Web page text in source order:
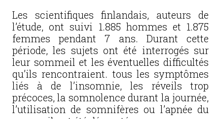
Les scientifiques finlandais, auteurs de
l’étude, ont suivi 1.885 hommes et 1.875
femmes pendant 7 ans. Durant cette
période, les sujets ont été interrogés sur
leur sommeil et les éventuelles difficultés
qu’ils rencontraient. tous les symptômes
liés à de l’insomnie, les réveils trop
précoces, la somnolence durant la journée,
l’utilisation de somnifères ou l’apnée du